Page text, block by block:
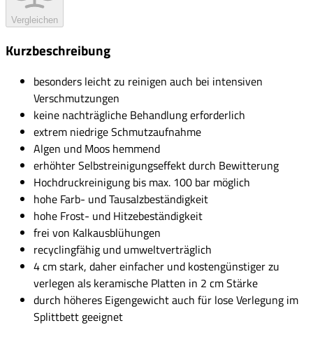
Vergleichen
Kurzbeschreibung
besonders leicht zu reinigen auch bei intensiven
Verschmutzungen
keine nachträgliche Behandlung erforderlich
extrem niedrige Schmutzaufnahme
Algen und Moos hemmend
erhöhter Selbstreinigungseffekt durch Bewitterung
Hochdruckreinigung bis max. 100 bar möglich
hohe Farb- und Tausalzbeständigkeit
hohe Frost- und Hitzebeständigkeit
frei von Kalkausblühungen
recyclingfähig und umweltverträglich
4 cm stark, daher einfacher und kostengünstiger zu
verlegen als keramische Platten in 2 cm Stärke
durch höheres Eigengewicht auch für lose Verlegung im
Splittbett geeignet